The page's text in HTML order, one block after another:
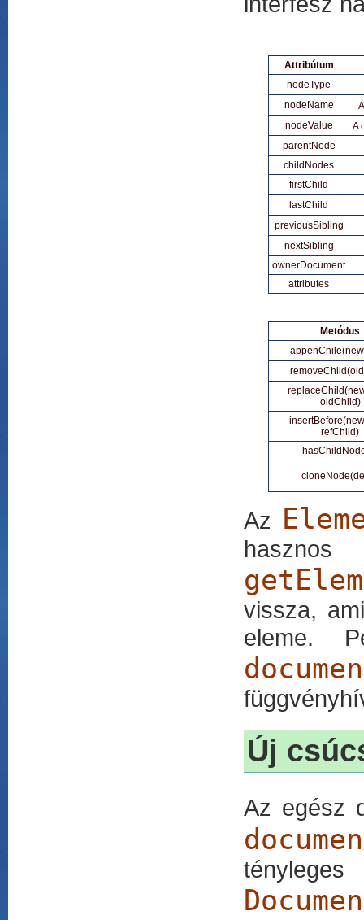
Attribútum
nodeType
nodeName
nodeValue
A
parentNode
childNodes
firstChild
lastChild
previousSibling
nextSibling
ownerDocument
attributes
Metódus
oldChild)
refChild)
Az
vissza,
eleme.
Új
Az egész
tényleges